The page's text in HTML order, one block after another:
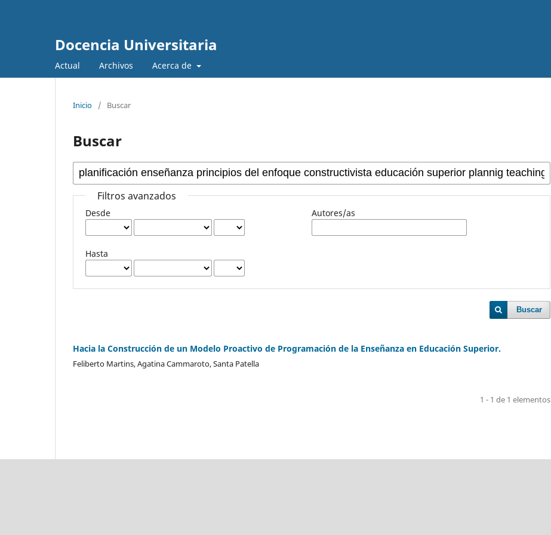
Docencia Universitaria
Actual Archivos Acerca de
Inicio / Buscar
Buscar
Filtros avanzados
Desde
Hasta
Autores/as
Buscar
Hacia la Construcción de un Modelo Proactivo de Programación de la Enseñanza en Educación Superior.
Feliberto Martins, Agatina Cammaroto, Santa Patella
1 - 1 de 1 elementos